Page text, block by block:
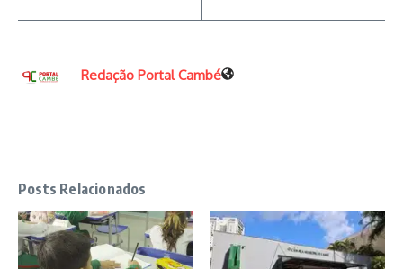
Redação Portal Cambé
Posts Relacionados